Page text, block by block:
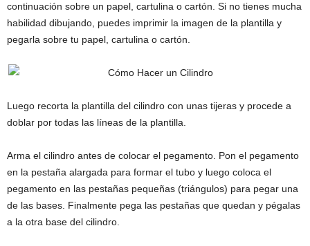
continuación sobre un papel, cartulina o cartón. Si no tienes mucha
habilidad dibujando, puedes imprimir la imagen de la plantilla y
pegarla sobre tu papel, cartulina o cartón.
Luego recorta la plantilla del cilindro con unas tijeras y procede a
doblar por todas las líneas de la plantilla.
Arma el cilindro antes de colocar el pegamento. Pon el pegamento
en la pestaña alargada para formar el tubo y luego coloca el
pegamento en las pestañas pequeñas (triángulos) para pegar una
de las bases. Finalmente pega las pestañas que quedan y pégalas
a la otra base del cilindro.